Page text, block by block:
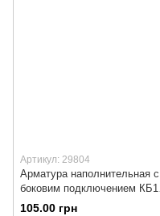
Артикул: 29804
Арматура наполнительная с
боковим подключением КБ1
KronoPlast
105.00 грн